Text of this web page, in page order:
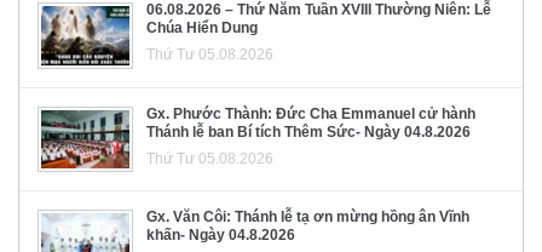
06.08.2026 – Thứ Năm Tuần XVIII Thường Niên: Lễ
Chúa Hiển Dung
Thứ Tư 05.08.2026
Gx. Phước Thành: Đức Cha Emmanuel cử hành
Thánh lễ ban Bí tích Thêm Sức- Ngày 04.8.2026
Thứ Tư 05.08.2026
Gx. Văn Côi: Thánh lễ tạ ơn mừng hồng ân Vĩnh
khấn- Ngày 04.8.2026